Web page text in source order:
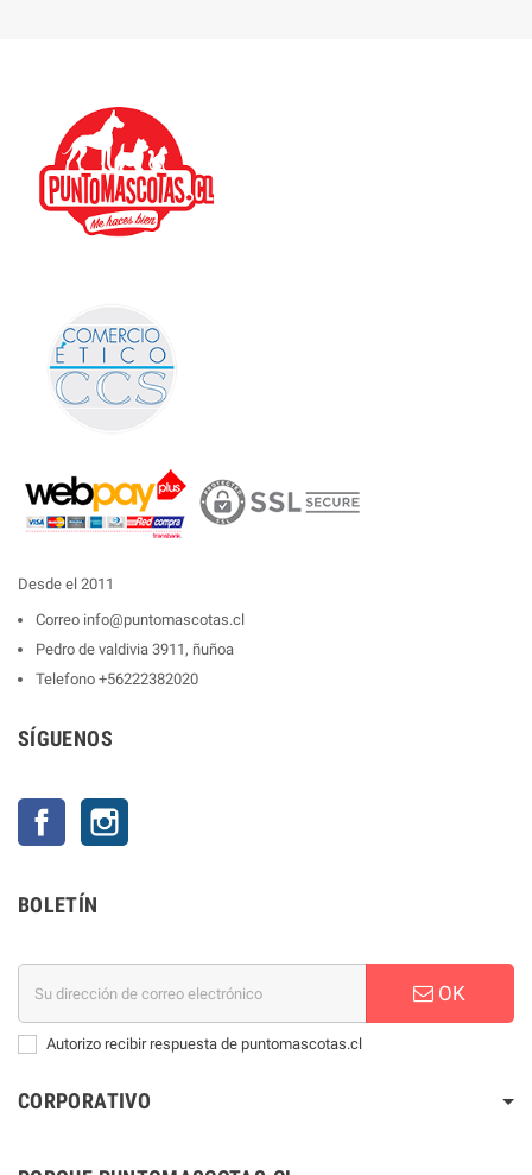
Desde el 2011
Correo info@puntomascotas.cl
Pedro de valdivia 3911, ñuñoa
Telefono +56222382020
SÍGUENOS
Facebook
BOLETÍN
OK
Autorizo recibir respuesta de puntomascotas.cl
CORPORATIVO